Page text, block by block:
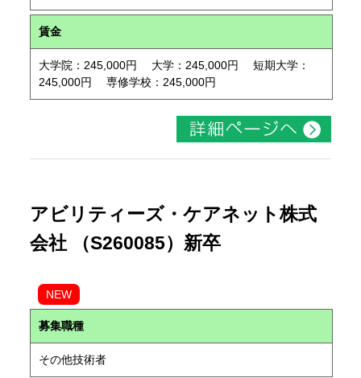
賃金
大学院：245,000円 大学：245,000円 短期大学：
245,000円 専修学校：245,000円
アビリティーズ・ケアネット株式
会社 （S260085）新卒
NEW
募集職種
その他技術者